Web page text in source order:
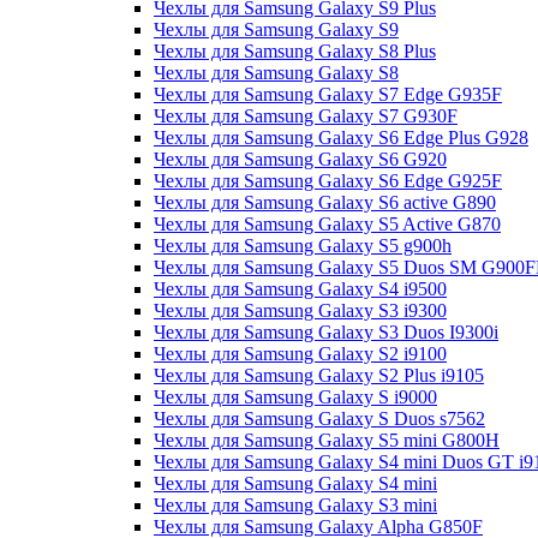
Чехлы для Samsung Galaxy S9 Plus
Чехлы для Samsung Galaxy S9
Чехлы для Samsung Galaxy S8 Plus
Чехлы для Samsung Galaxy S8
Чехлы для Samsung Galaxy S7 Edge G935F
Чехлы для Samsung Galaxy S7 G930F
Чехлы для Samsung Galaxy S6 Edge Plus G928
Чехлы для Samsung Galaxy S6 G920
Чехлы для Samsung Galaxy S6 Edge G925F
Чехлы для Samsung Galaxy S6 active G890
Чехлы для Samsung Galaxy S5 Active G870
Чехлы для Samsung Galaxy S5 g900h
Чехлы для Samsung Galaxy S5 Duos SM
Чехлы для Samsung Galaxy S4 i9500
Чехлы для Samsung Galaxy S3 i9300
Чехлы для Samsung Galaxy S3 Duos I9300i
Чехлы для Samsung Galaxy S2 i9100
Чехлы для Samsung Galaxy S2 Plus i9105
Чехлы для Samsung Galaxy S i9000
Чехлы для Samsung Galaxy S Duos s7562
Чехлы для Samsung Galaxy S5 mini G800H
Чехлы для Samsung Galaxy S4 mini Duos GT
Чехлы для Samsung Galaxy S4 mini
Чехлы для Samsung Galaxy S3 mini
Чехлы для Samsung Galaxy Alpha G850F